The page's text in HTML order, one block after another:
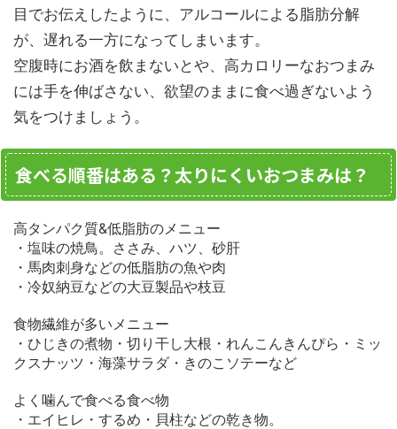
目でお伝えしたように、アルコールによる脂肪分解
が、遅れる一方になってしまいます。
空腹時にお酒を飲まないとや、高カロリーなおつまみ
には手を伸ばさない、欲望のままに食べ過ぎないよう
気をつけましょう。
食べる順番はある？太りにくいおつまみは？
高タンパク質&低脂肪のメニュー
・塩味の焼鳥。ささみ、ハツ、砂肝
・馬肉刺身などの低脂肪の魚や肉
・冷奴納豆などの大豆製品や枝豆
食物繊維が多いメニュー
・ひじきの煮物・切り干し大根・れんこんきんぴら・ミッ
クスナッツ・海藻サラダ・きのこソテーなど
よく噛んで食べる食べ物
・エイヒレ・するめ・貝柱などの乾き物。